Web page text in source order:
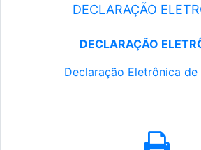
DECLARAÇÃO
DECLARAÇÃO
Declaração Eletrônica de